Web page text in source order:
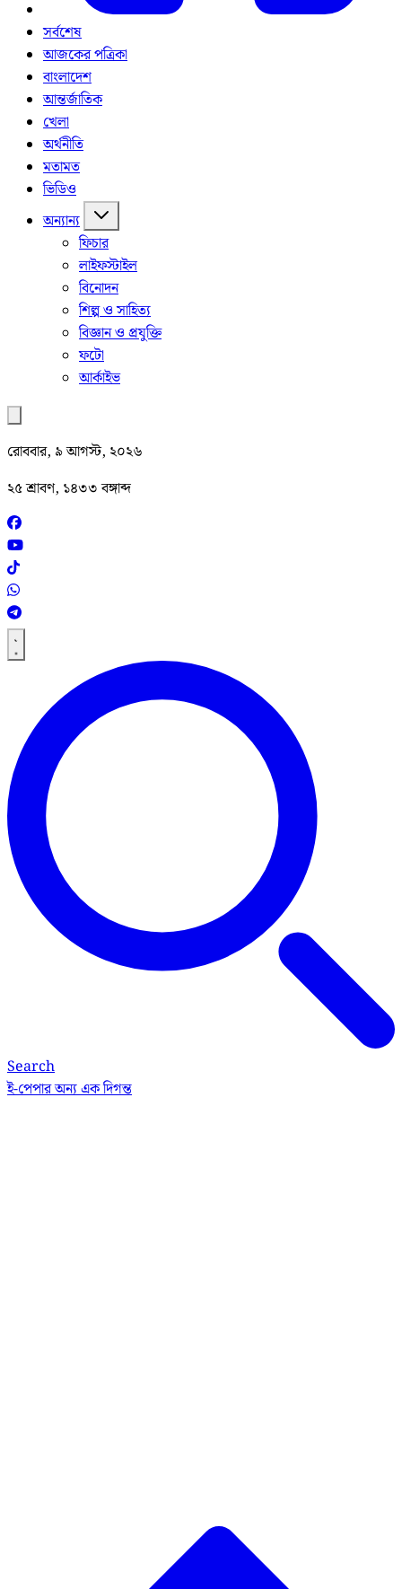
সর্বশেষ
আজকের পত্রিকা
বাংলাদেশ
আন্তর্জাতিক
খেলা
অর্থনীতি
মতামত
ভিডিও
অন্যান্য
ফিচার
লাইফস্টাইল
বিনোদন
শিল্প ও সাহিত্য
বিজ্ঞান ও প্রযুক্তি
ফটো
আর্কাইভ
রোববার, ৯ আগস্ট, ২০২৬
২৫ শ্রাবণ, ১৪৩৩ বঙ্গাব্দ
Search
ই-পেপারঅন্য এক দিগন্ত